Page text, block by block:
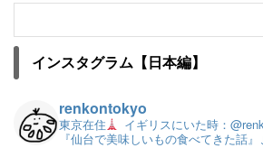
インスタグラム【日本編】
renkontokyo
東京在住 イギリスにいた時：
『仙台で美味しいもの食べてきた話』